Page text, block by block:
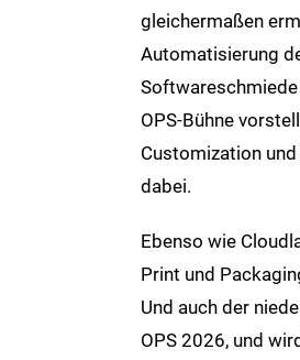
gleichermaßen
Automatisierung
OPS-Bühne
Customization
dabei.
Ebenso wie
Print und
Und auch der
OPS 2026, und